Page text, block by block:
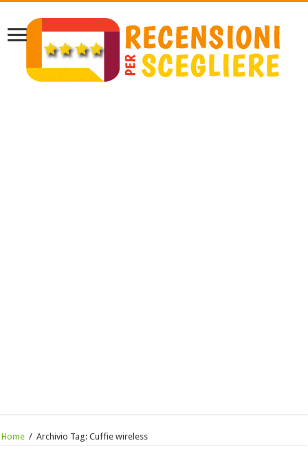
Home / Archivio Tag:Cuffie wireless